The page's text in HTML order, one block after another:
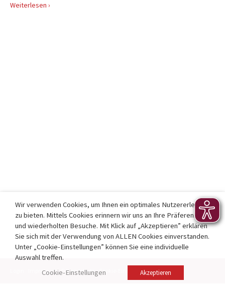
Weiterlesen ›
Impressum Datenschutz Cookie-Einstellungen Kontakt
Wir verwenden Cookies, um Ihnen ein optimales Nutzererlebnis
zu bieten. Mittels Cookies erinnern wir uns an Ihre Präferenzen
und wiederholten Besuche. Mit Klick auf „Akzeptieren” erklären
Sie sich mit der Verwendung von ALLEN Cookies einverstanden.
Unter „Cookie-Einstellungen” können Sie eine individuelle
Auswahl treffen.
Cookie-Einstellungen
Akzeptieren